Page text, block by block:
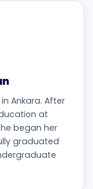
Ankara. After
at
began her
graduated